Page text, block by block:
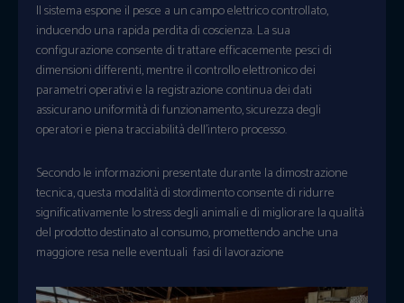
Il sistema espone il pesce a un campo elettrico controllato,
inducendo una rapida perdita di coscienza. La sua
configurazione consente di trattare efficacemente pesci di
dimensioni differenti, mentre il controllo elettronico dei
parametri operativi e la registrazione continua dei dati
assicurano uniformità di funzionamento, sicurezza degli
operatori e piena tracciabilità dell’intero processo.
Secondo le informazioni presentate durante la dimostrazione
tecnica, questa modalità di stordimento consente di ridurre
significativamente lo stress degli animali e di migliorare la qualità
del prodotto destinato al consumo, promettendo anche una
maggiore resa nelle eventuali fasi di lavorazione